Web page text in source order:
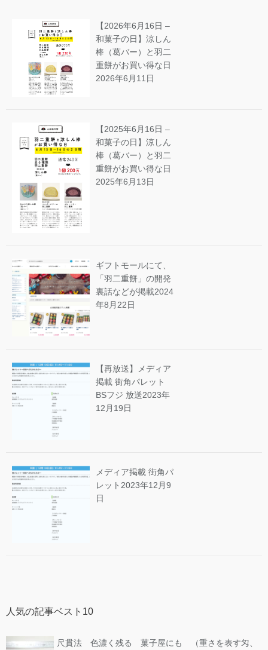
【2026年6月16日 –
和菓子の日】涼しん
棒（葛バー）と羽二
重餅がお買い得な日
2026年6月11日
【2025年6月16日 –
和菓子の日】涼しん
棒（葛バー）と羽二
重餅がお買い得な日
2025年6月13日
ギフトモールにて、
「羽二重餅」の開発
裏話などが掲載2024
年8月22日
【再放送】メディア
掲載 街角パレット
BSフジ 放送2023年
12月19日
メディア掲載 街角パ
レット 2023年12月9
日
人気の記事ベスト10
尺貫法 色濃く残る 菓子屋にも （重さを表す匁、